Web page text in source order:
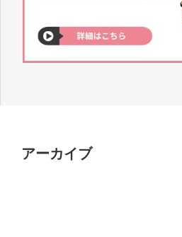
アーカイブ